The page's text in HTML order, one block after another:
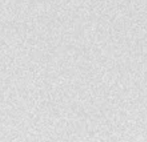
ANFORDERN.